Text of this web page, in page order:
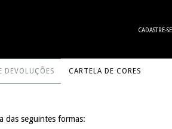
CADASTRE-SE
DEVOLUÇÕES CARTELA DE CORES
das seguintes formas: